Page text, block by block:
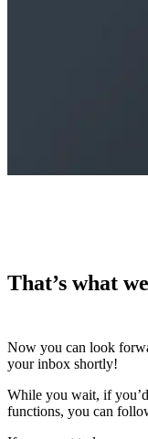
That’s what
Now you can look
your inbox shortly!
While you wait, if
functions, you can